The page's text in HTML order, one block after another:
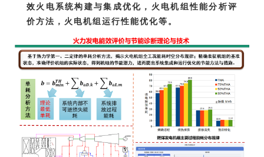
效火电系统构建与集成优化，火电机组性能分析评
价方法，火电机组运行性能优化等。